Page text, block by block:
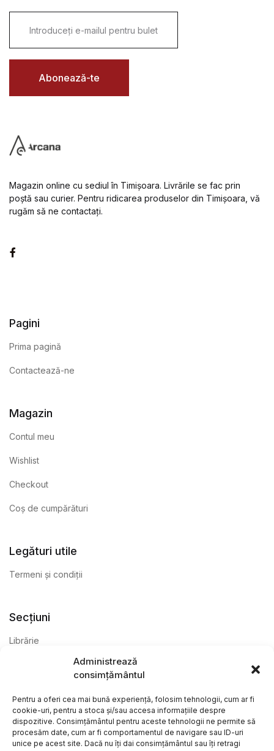
Administrează
consimțământul
Pentru a oferi cea mai bună experiență, folosim tehnologii, cum ar fi
cookie-uri, pentru a stoca și/sau accesa informațiile despre
dispozitive. Consimțământul pentru aceste tehnologii ne permite să
procesăm date, cum ar fi comportamentul de navigare sau ID-uri
unice pe acest site. Dacă nu îți dai consimțământul sau îți retragi
i
l
Abonează-te
Magazin online cu sediul în Timișoara. Livrările se fac prin
poștă sau curier. Pentru ridicarea produselor din Timișoara, vă
rugăm să ne contactați.
Pagini
Prima pagină
Contactează-ne
Magazin
Contul meu
Wishlist
Checkout
Coș de cumpărături
Legături utile
Termeni și condiții
Secțiuni
Librărie